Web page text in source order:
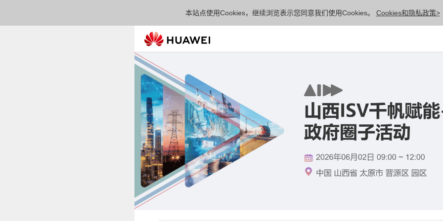
本站点使用Cookies，继续浏览表示您同意我们使用Cookies。 Cookies和隐私政策>